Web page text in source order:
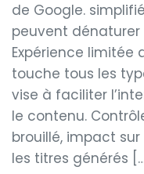
de Google.
peuvent
Expérience limitée
touche tous les
vise à faciliter
le contenu.
brouillé, impact
les titres générés